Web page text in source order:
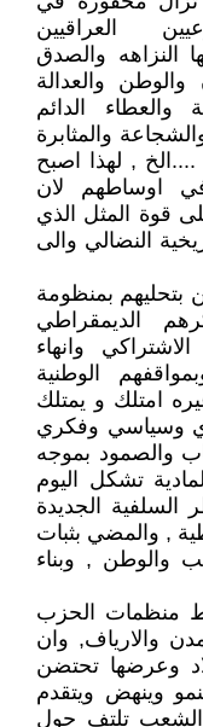
العراقيين
النزاهه والصدق
والعدالة
والعطاء الدائم
والمثابرة
....الخ , لهذا اصبح
اوساطهم لان
قوة المثل الذي
النضالي والى
بتحليهم بمنظومة
الديمقراطي
وانهاء
الوطنية
امتلك و يمتلك
وسياسي وفكري
والصمود بموجه
تشكل اليوم
الجديدة
, والمضي بثبات
والوطن , وبناء
منظمات الحزب
والارياف, وان
وعرضها تحتضن
وينهض ويتقدم
الشعب تلتف حول